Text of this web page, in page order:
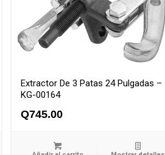
Extractor De 3 Patas 24 Pulgadas –
KG-00164
Q745.00